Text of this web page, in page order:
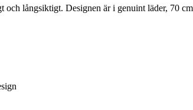
långsiktigt. Designen är i genuint läder, 70